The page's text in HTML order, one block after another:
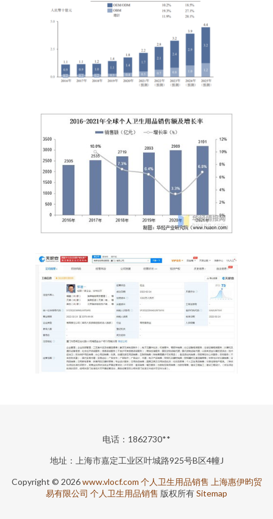
电话：1862730**
地址：上海市嘉定工业区叶城路925号B区4幢J
Copyright © 2026www.vlocf.com 个人卫生用品销售 上海惠伊昀贸
易有限公司 个人卫生用品销售 版权所有Sitemap